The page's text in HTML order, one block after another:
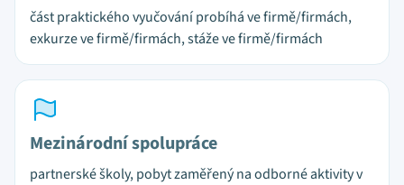
část praktického vyučování probíhá ve firmě/firmách,
exkurze ve firmě/firmách, stáže ve firmě/firmách
Mezinárodní spolupráce
partnerské školy, pobyt zaměřený na odborné aktivity v